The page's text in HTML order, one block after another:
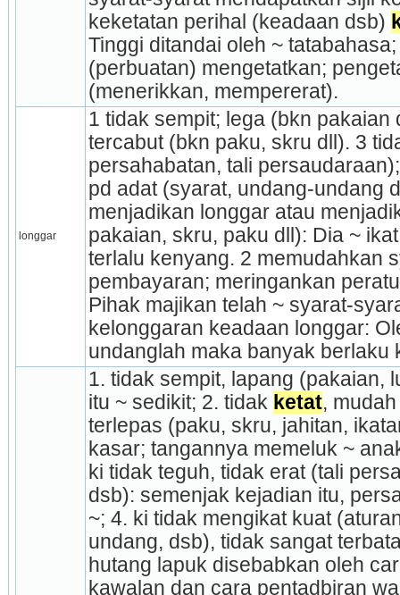
keketatan perihal (keadaan dsb)
Tinggi ditandai oleh ~
(perbuatan) mengetat­kan;
(menerikkan, mempererat).
longgar
1 tidak sempit; lega (bkn pakaian
tercabut (bkn paku, skru dll). 3
persahabatan, tali
pd adat (syarat, undang-undang
menjadikan longgar atau
pakaian, skru, paku dll): Dia ~
terlalu kenyang. 2 memudahkan
pembayaran; meringankan
Pihak majikan telah ~ syarat-
kelonggaran keadaan longgar:
undanglah maka banyak berlaku
1. tidak sempit, lapang (pakaian,
itu ~ sedikit; 2. tidak ketat,
terlepas (paku, skru, jahitan,
kasar; tangannya memeluk ~
ki tidak teguh, tidak erat (tali
dsb): semenjak kejadian itu,
~; 4. ki tidak mengikat kuat
undang, dsb), tidak sangat
hutang lapuk disebabkan oleh
kawalan dan cara pentadbiran